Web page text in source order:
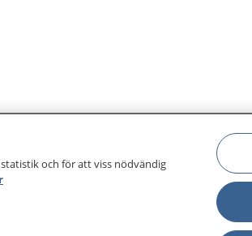
Other languages
och för att viss nödvändig